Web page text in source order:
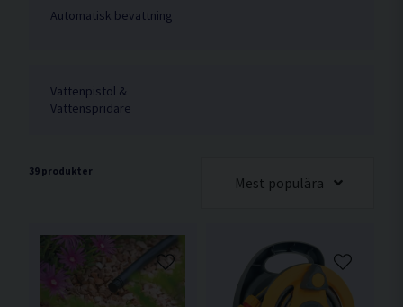
Automatisk bevattning
Vattenpistol &
Vattenspridare
39 produkter
Mest populära